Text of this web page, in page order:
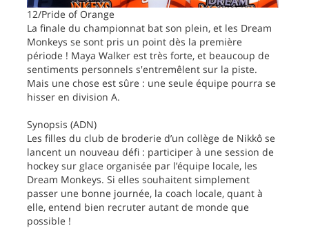
12/Pride of Orange
La finale du championnat bat son plein, et les Dream
Monkeys se sont pris un point dès la première
période ! Maya Walker est très forte, et beaucoup de
sentiments personnels s'entremêlent sur la piste.
Mais une chose est sûre : une seule équipe pourra se
hisser en division A.
Synopsis (ADN)
Les filles du club de broderie d’un collège de Nikkô se
lancent un nouveau défi : participer à une session de
hockey sur glace organisée par l’équipe locale, les
Dream Monkeys. Si elles souhaitent simplement
passer une bonne journée, la coach locale, quant à
elle, entend bien recruter autant de monde que
possible !